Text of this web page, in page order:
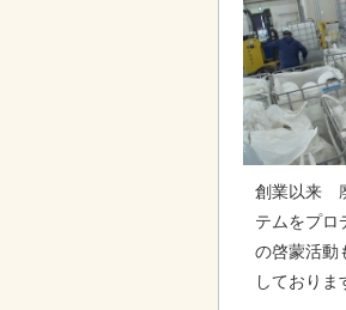
創業以来
テムをプロ
の啓蒙活動
しておりま